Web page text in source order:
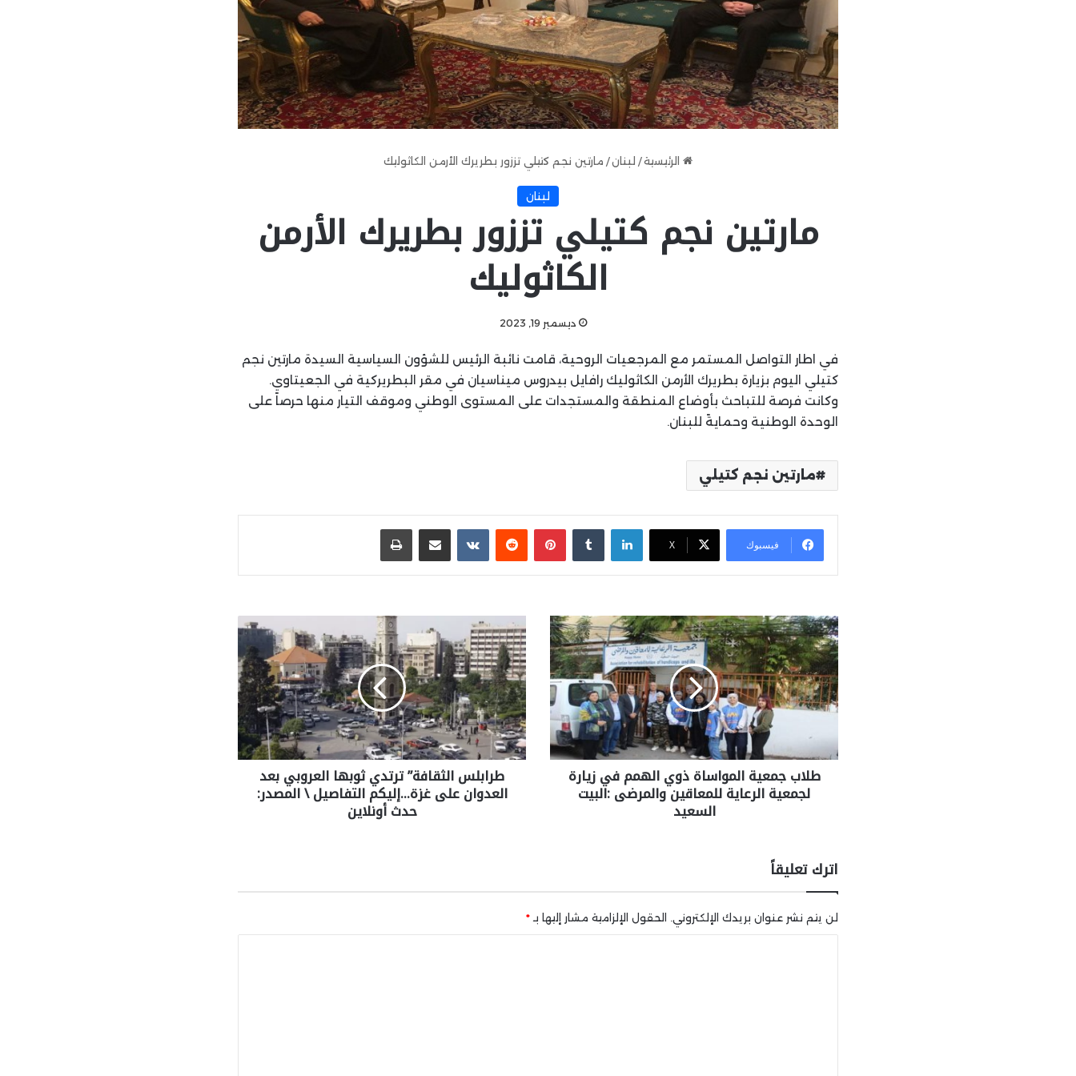
الرئيسية/ لبنان/ مارتين نجم كتيلي تززور بطريرك الأرمن الكاثوليك
لبنان
مارتين نجم كتيلي تززور بطريرك الأرمن
الكاثوليك
ديسمبر 19, 2023
في اطار التواصل المستمر مع المرجعيات الروحية، قامت نائبة الرئيس للشؤون السياسية السيدة مارتين نجم
كتيلي اليوم بزيارة بطريرك الأرمن الكاثوليك رافايل بيدروس ميناسيان في مقر البطريركية في الجعيتاوي.
وكانت فرصة للتباحث بأوضاع المنطقة والمستجدات على المستوى الوطني وموقف التيار منها حرصاً على
الوحدة الوطنية وحمايةً للبنان.
مارتين نجم كتيلي
فيسبوك X
لينكدإن بينتيريست مشاركة عبر البريد طباعة
طلاب جمعية المواساة ذوي الهمم في زيارة
لجمعية الرعاية للمعاقين والمرضى :البيت
السعيد
طرابلس الثقافة” ترتدي ثوبها العروبي بعد
العدوان على غزة…إليكم التفاصيل \ المصدر:
حدث أونلاين
اترك تعليقاً
لن يتم نشر عنوان بريدك الإلكتروني. الحقول الإلزامية مشار إليها بـ *